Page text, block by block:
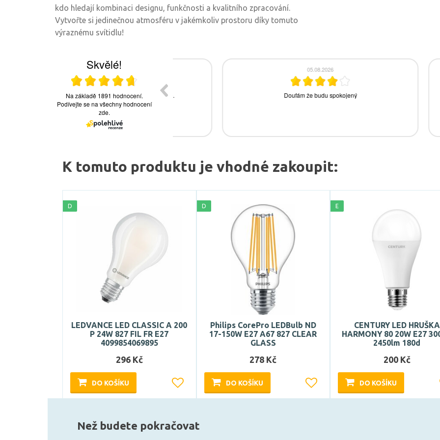
kdo hledají kombinaci designu, funkčnosti a kvalitního zpracování.
Vytvořte si jedinečnou atmosféru v jakémkoliv prostoru díky tomuto
výraznému svítidlu!
K tomuto produktu je vhodné zakoupit:
D
LEDVANCE LED CLASSIC A 200
P 24W 827 FIL FR E27
4099854069895
296 Kč
DO KOŠÍKU
D
Philips CorePro LEDBulb ND
17-150W E27 A67 827 CLEAR
GLASS
278 Kč
DO KOŠÍKU
E
CENTURY LED HRUŠKA
HARMONY 80 20W E27
2450lm 180d
200 Kč
DO KOŠÍKU
Než budete pokračovat